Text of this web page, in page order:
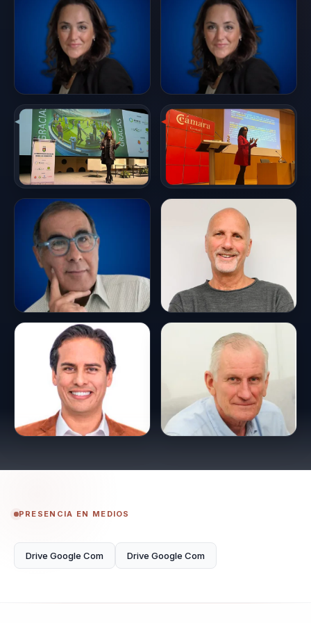
neurociencia aplica...
PRESENCIA EN MEDIOS
Drive Google Com Drive Google Com